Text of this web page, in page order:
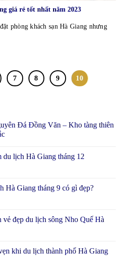
giá rẻ tốt nhất năm 2023
phòng khách sạn Hà Giang nhưng
7 8 9 10
Đá Đồng Văn – Kho tàng thiên
lịch Hà Giang tháng 12
Hà Giang tháng 9 có gì đẹp?
vẻ đẹp du lịch sông Nho Quế Hà
khi du lịch thành phố Hà Giang